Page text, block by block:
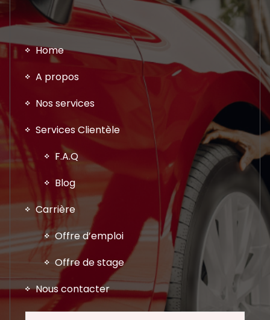
Home
A propos
Nos services
Services Clientèle
F.A.Q
Blog
Carrière
Offre d’emploi
Offre de stage
Nous contacter